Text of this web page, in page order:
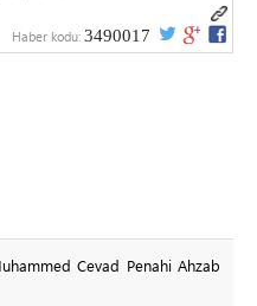
Haber kodu: 3490017
Cevad Penahi Ahzab